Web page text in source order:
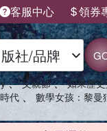
客服中心 領券
、 父親節 、 如果歷
代 、 數學女孩：黎曼